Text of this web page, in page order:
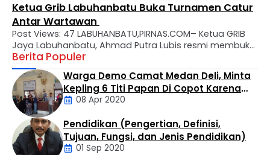
Ketua Grib Labuhanbatu Buka Turnamen Catur
Antar Wartawan
Post Views: 47 LABUHANBATU,PIRNAS.COM– Ketua GRIB
Jaya Labuhanbatu, Ahmad Putra Lubis resmi membuka
turnamen catur antar wartawan yang dilaksanakan di
Cafe Marsuo Jalan Aek Tapa Rantauprapat pada
Sabtu pagi (8/8/2026). Turnamen catur ini untuk
menyambut HUT RI ke-81 dan diikuti oleh 42 peserta dari
berbagai media. “Menyambut HUT RI, mari kita
tingkatkan silaturahmi dan sportifitas …
Berita Populer
Daerah
Warga Demo Camat Medan Deli, Minta
Kepling 6 Titi Papan Di Copot Karena
Tak Perduli Sama Warganya
08 Apr 2020
Pendidikan (Pengertian, Definisi,
Tujuan, Fungsi, dan Jenis Pendidikan)
01 Sep 2020